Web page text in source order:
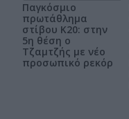
Παγκόσμιο
πρωτάθλημα
στίβου Κ20: στην
5η θέση ο
Τζαμτζής με νέο
προσωπικό ρεκόρ